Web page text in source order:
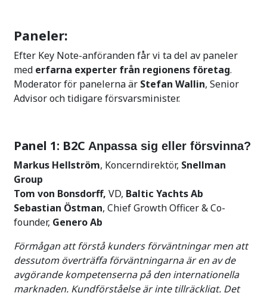
Paneler:
Efter Key Note-anföranden får vi ta del av paneler
med erfarna experter från regionens företag.
Moderator för panelerna är Stefan Wallin, Senior
Advisor och tidigare försvarsminister.
Panel 1: B2C Anpassa sig eller försvinna?
Markus Hellström, Koncerndirektör, Snellman
Group
Tom von Bonsdorff, VD, Baltic Yachts Ab
Sebastian Östman, Chief Growth Officer & Co-
founder, Genero Ab
Förmågan att förstå kunders förväntningar men att
dessutom överträffa förväntningarna är en av de
avgörande kompetenserna på den internationella
marknaden. Kundförståelse är inte tillräckligt. Det